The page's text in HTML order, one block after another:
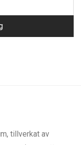
tillverkat av